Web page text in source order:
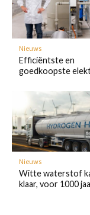
Nieuws
Efficiëntste en
goedkoopste
Nieuws
Witte waterstof
klaar, voor 1000